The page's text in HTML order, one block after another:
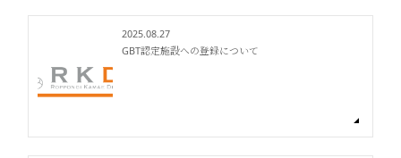
2025.08.27
GBT認定施設への登録について